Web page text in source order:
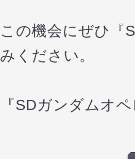
この機会にぜひ『
みください。
『SDガンダムオ